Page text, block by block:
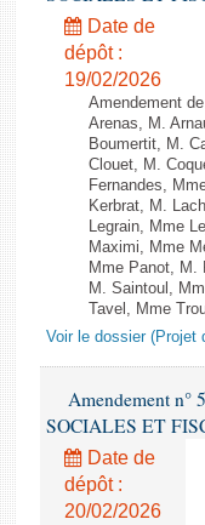
Date de
dépôt :
19/02/2026
Amendement
Arenas, M.
Boumertit, M.
Clouet, M.
Fernandes,
Kerbrat, M.
Legrain, Mme
Maximi, Mme
Mme Panot, M.
M. Saintoul,
Tavel, Mme
Voir le dossier (Projet
Amendement
SOCIALES ET
Date de
dépôt :
20/02/2026